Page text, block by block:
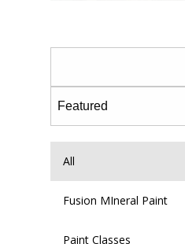
All
Fusion MIneral Paint
Paint Classes